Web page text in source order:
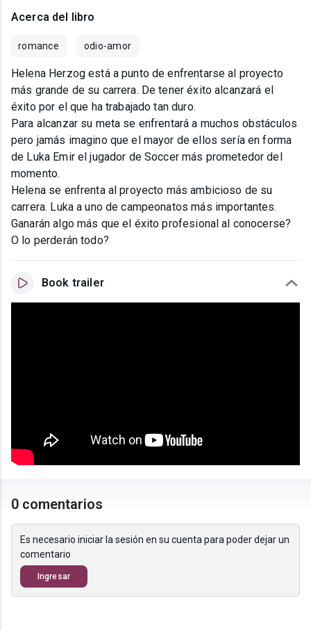
Acerca del libro
romance odio-amor
Helena Herzog está a punto de enfrentarse al proyecto
más grande de su carrera. De tener éxito alcanzará el
éxito por el que ha trabajado tan duro.
Para alcanzar su meta se enfrentará a muchos obstáculos
pero jamás imagino que el mayor de ellos sería en forma
de Luka Emir el jugador de Soccer más prometedor del
momento.
Helena se enfrenta al proyecto más ambicioso de su
carrera. Luka a uno de campeonatos más importantes.
Ganarán algo más que el éxito profesional al conocerse?
O lo perderán todo?
Book trailer
0 comentarios
Es necesario iniciar la sesión en su cuenta para poder dejar un
comentario
Ingresar